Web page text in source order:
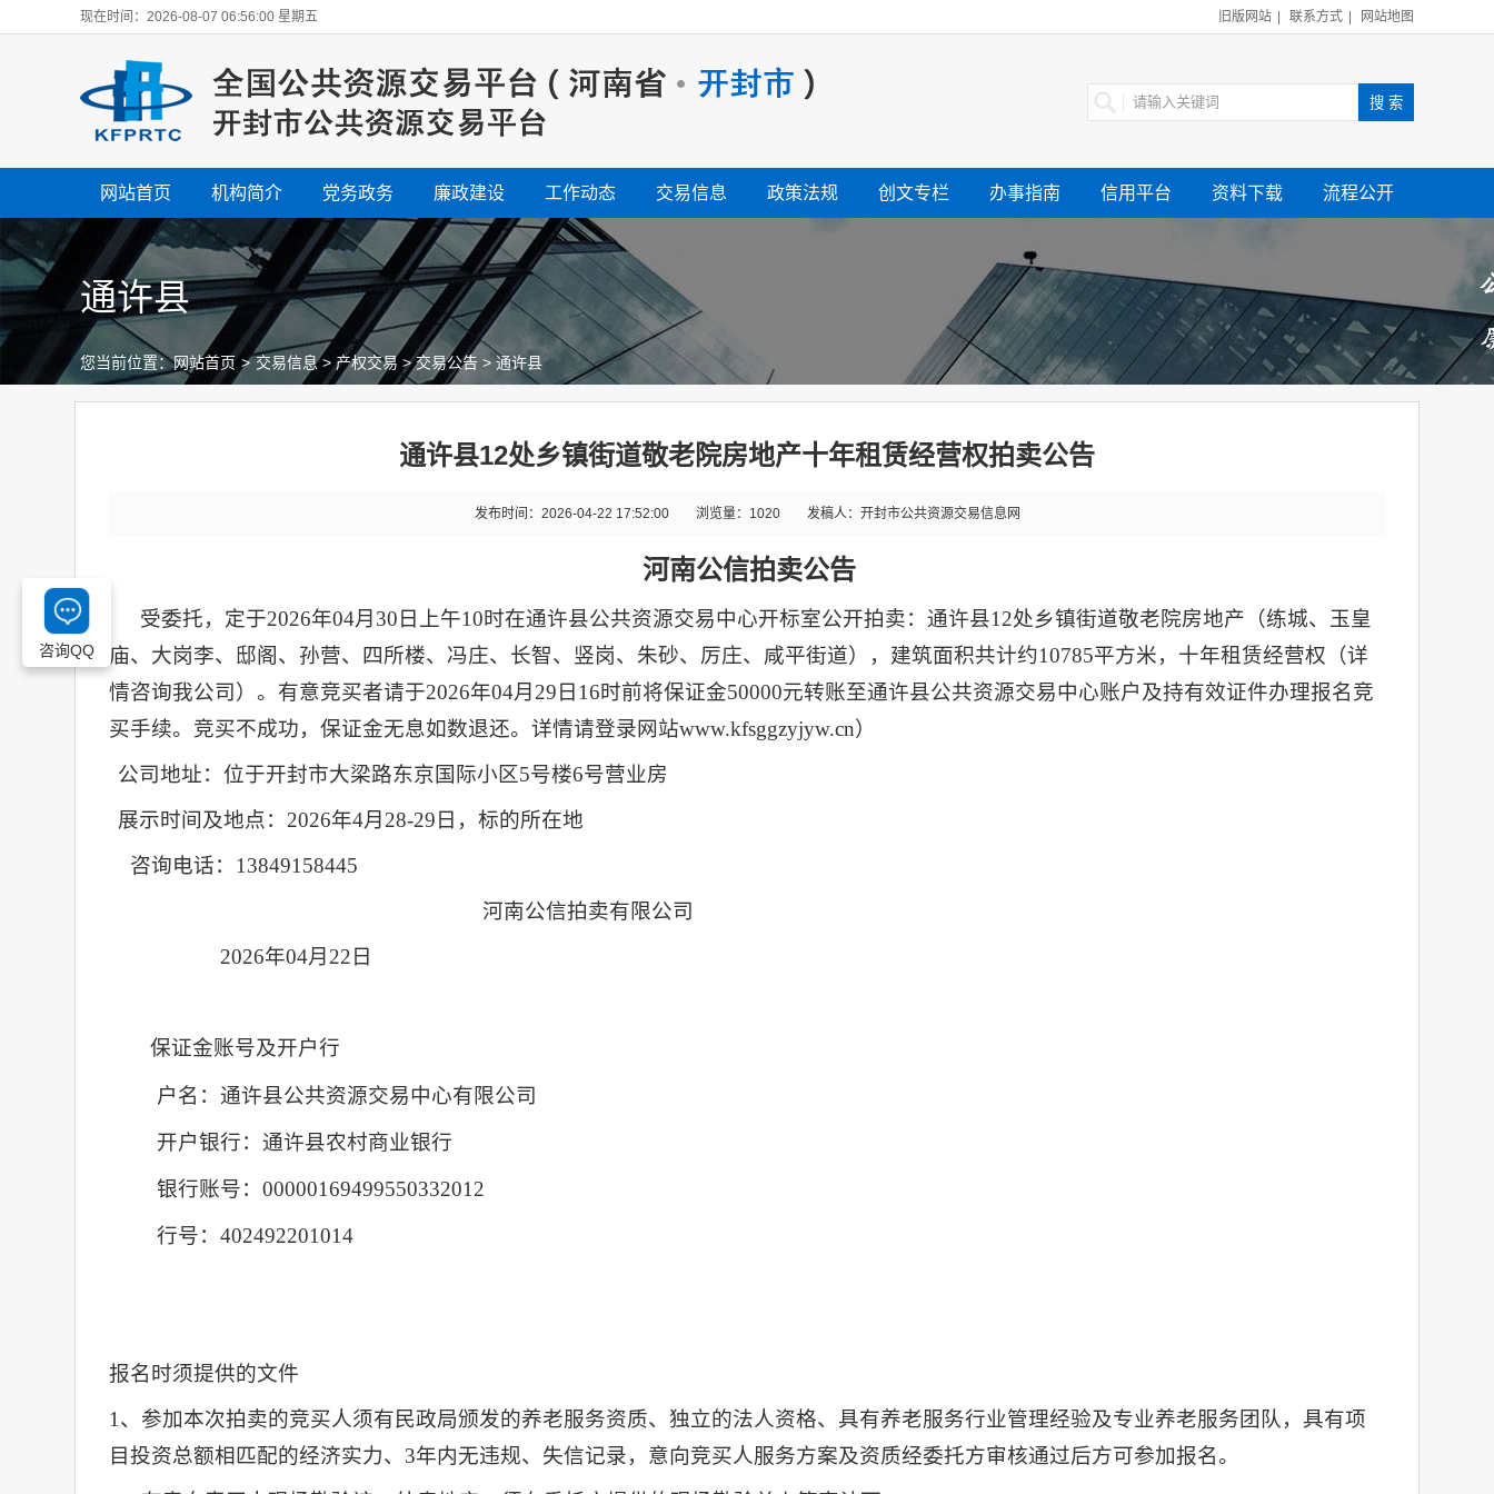
现在时间：2026-08-07 06:56:01 星期五 旧版网站 联系方式 网站地图
网站首页 机构简介 党务政务 廉政建设 工作动态 交易信息 政策法规 创文专栏 办事指南 信用平台 资料下载 流程公开
通许县
您当前位置：网站首页 > 交易信息>产权交易 >交易公告 >通许县
通许县12处乡镇街道敬老院房地产十年租赁经营权拍卖公告
发布时间：2026-04-22 17:52:00 浏览量： 1020 发稿人：开封市公共资源交易信息网
河南公信拍卖公告
受委托，定于2026年04月 30 日 上午10时在通许县公共资源交易中心开标室公开拍卖：通许县12处乡镇街道敬老院房地产（练城、玉皇
庙、大岗李、邸阁、孙营、四所楼、冯庄、长智、竖岗、朱砂、厉庄、咸平街道），建筑面积共计约10785平方米，十年租赁经营权 （详
情咨询我公司） 。有意竞买者请于2026年04月 29 日 16时前将保证金50000元转账至通许县公共资源交易中心账户及持有效证件办理报名竞
买手续。竞买不成功，保证金无息如数退还。详情请登录网站www.kfsggzyjyw.cn）
公司地址： 位于开封市大梁路东京国际小区5号楼6号营业房
展示时间及地点 ： 2026年4月28-29日， 标的所在地
咨询电话： 13849158445
河南公信拍卖有限公司
2026年04月 22 日
保证金账号及开户行
户名：通许县公共资源交易中心有限公司
开户银行：通许县农村商业银行
银行账号： 00000169499550332012
行号： 402492201014
报名时须提供的文件
1、 参加本次拍卖的竞买人须有民政局颁发的养老服务资质、独立的法人资格、具有养老服务行业管理经验及专业养老服务团队，具有项
目投资总额相匹配的经济实力、 3年内无违规、失信记录，意向竞买人服务方案及资质经委托方审核通过后方可参加报名。
咨询QQ